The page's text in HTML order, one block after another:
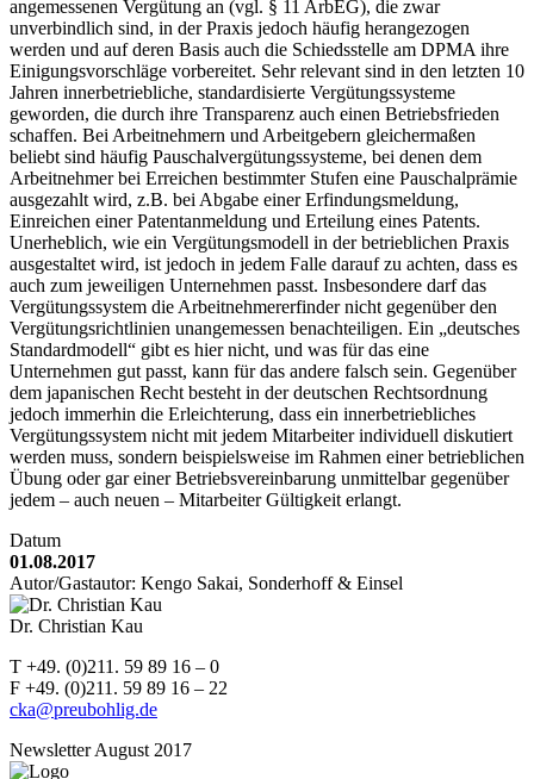
angemessenen Vergütung an (vgl. § 11 ArbEG), die zwar
unverbindlich sind, in der Praxis jedoch häufig herangezogen
werden und auf deren Basis auch die Schiedsstelle am DPMA ihre
Einigungsvorschläge vorbereitet. Sehr relevant sind in den letzten 10
Jahren innerbetriebliche, standardisierte Vergütungssysteme
geworden, die durch ihre Transparenz auch einen Betriebsfrieden
schaffen. Bei Arbeitnehmern und Arbeitgebern gleichermaßen
beliebt sind häufig Pauschalvergütungssysteme, bei denen dem
Arbeitnehmer bei Erreichen bestimmter Stufen eine Pauschalprämie
ausgezahlt wird, z.B. bei Abgabe einer Erfindungsmeldung,
Einreichen einer Patentanmeldung und Erteilung eines Patents.
Unerheblich, wie ein Vergütungsmodell in der betrieblichen Praxis
ausgestaltet wird, ist jedoch in jedem Falle darauf zu achten, dass es
auch zum jeweiligen Unternehmen passt. Insbesondere darf das
Vergütungssystem die Arbeitnehmererfinder nicht gegenüber den
Vergütungsrichtlinien unangemessen benachteiligen. Ein „deutsches
Standardmodell“ gibt es hier nicht, und was für das eine
Unternehmen gut passt, kann für das andere falsch sein. Gegenüber
dem japanischen Recht besteht in der deutschen Rechtsordnung
jedoch immerhin die Erleichterung, dass ein innerbetriebliches
Vergütungssystem nicht mit jedem Mitarbeiter individuell diskutiert
werden muss, sondern beispielsweise im Rahmen einer betrieblichen
Übung oder gar einer Betriebsvereinbarung unmittelbar gegenüber
jedem – auch neuen – Mitarbeiter Gültigkeit erlangt.
Datum
01.08.2017
Autor/Gastautor: Kengo Sakai, Sonderhoff & Einsel
Dr. Christian Kau
T +49. (0)211. 59 89 16 – 0
F +49. (0)211. 59 89 16 – 22
cka@preubohlig.de
Newsletter August 2017